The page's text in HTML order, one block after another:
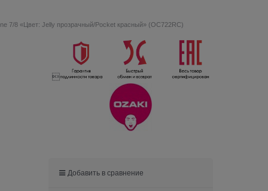
7/8 «Цвет: Jelly прозрачный/Pocket красный» (OC722RC)

Добавить в сравнение